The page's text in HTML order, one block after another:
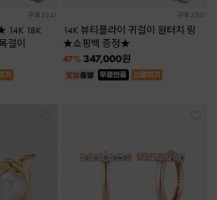
구매 3241
걸이
구매 3561
14K 뷰티플라이 귀걸이 원터치 링
★쇼핑백 증정★
47% 347,000원